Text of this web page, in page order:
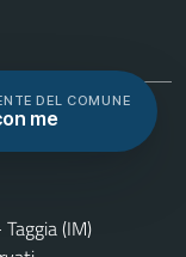
(IM)
DEL COMUNE
me